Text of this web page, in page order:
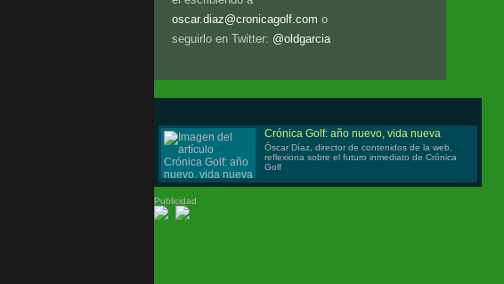
oscar.diaz@cronicagolf.com o
seguirlo en Twitter: @oldgarcia
Crónica Golf: año nuevo, vida nueva
Óscar Díaz, director de contenidos de la web,
reflexiona sobre el futuro inmediato de Crónica
Golf
Publicidad